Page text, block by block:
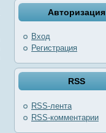
Авторизация
Вход
Регистрация
RSS
RSS-лента
RSS-комментарии